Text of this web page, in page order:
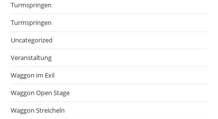
Turmspringen
Turmspringen
Uncategorized
Veranstaltung
Waggon im Exil
Waggon Open Stage
Waggon Streicheln